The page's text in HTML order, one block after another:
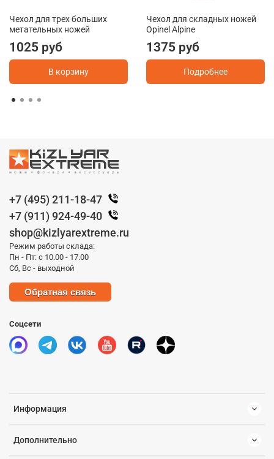
Чехол для трех больших
метательных ножей
1025 руб
В корзину
Чехол для складных ножей
Opinel Alpine
1375 руб
Подробнее
Информация
Дополнительно
+7 (495) 211-18-47
+7 (911) 924-49-40
shop@kizlyarextreme.ru
Режим работы склада:
Пн - Пт: с 10.00 - 17.00
Сб, Вс - выходной
Обратная связь
Соцсети